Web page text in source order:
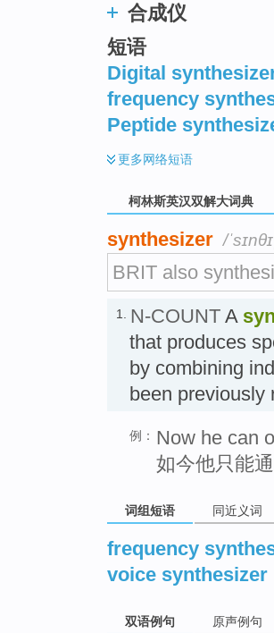
合成仪
短语
Digital
frequency
Peptide
更多网络短语
柯林斯英汉双解大词典
synthesizer /
BRIT also
1. N-COUNT A
that produces
by combining
been previously
例： Now he can
如今他只能
词组短语 同近义词
frequency
voice synthesizer
双语例句 原声例句